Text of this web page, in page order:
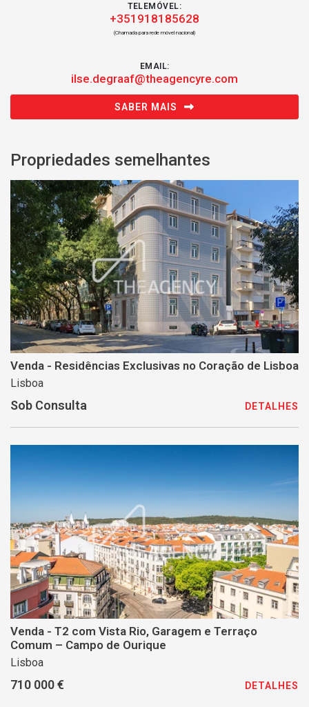
TELEMÓVEL:
+351918185628
(Chamada para rede móvel nacional)
EMAIL:
ilse.degraaf@theagencyre.com
SABER MAIS
Propriedades semelhantes
Venda - Residências Exclusivas no Coração de Lisboa
Lisboa
Sob Consulta DETALHES
Venda - T2 com Vista Rio, Garagem e Terraço
Comum – Campo de Ourique
Lisboa
710 000 € DETALHES